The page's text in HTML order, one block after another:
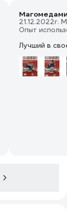
21.12.2022г.
Опыт
Лучший в